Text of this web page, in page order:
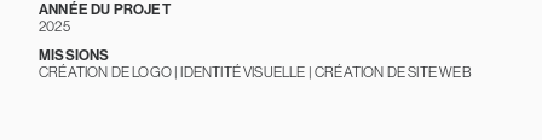
ANNÉE DU PROJET
2025
MISSIONS
CRÉATION DE LOGO | IDENTITÉ VISUELLE | CRÉATION DE SITE WEB